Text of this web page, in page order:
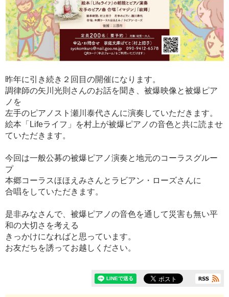
昨年に引き続き２回目の開催になります。
調律師の矢川光則さんのお話を聞き、被爆映像と被爆ピア
ノを
左手のピアノスト瀬川泰代さんに演奏していただきます。
絵本「Lifeライフ」を村上が被爆ピアノの音色と共に読ませ
ていただきます。
今回は一般公募の被爆ピアノ演奏と地元のコーラスグルー
プ
本郷コーラスほほえみさんとラビアン・ローズさんに
合唱をしていただきます。
是非みなさんで、被爆ピアノの音色を通して災害も無い平
和の大切さを考える
きっかけになればと思っています。
お友だちを誘ってお越しください。